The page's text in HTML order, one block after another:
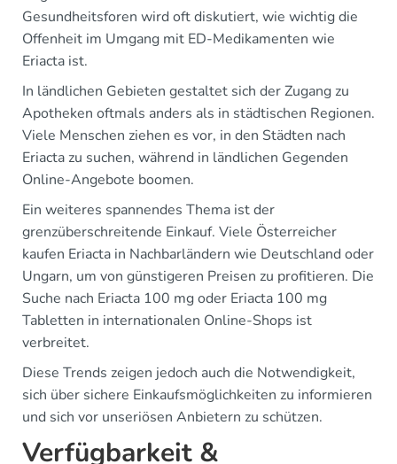
Gesundheitsforen wird oft diskutiert, wie wichtig die
Offenheit im Umgang mit ED-Medikamenten wie
Eriacta ist.
In ländlichen Gebieten gestaltet sich der Zugang zu
Apotheken oftmals anders als in städtischen Regionen.
Viele Menschen ziehen es vor, in den Städten nach
Eriacta zu suchen, während in ländlichen Gegenden
Online-Angebote boomen.
Ein weiteres spannendes Thema ist der
grenzüberschreitende Einkauf. Viele Österreicher
kaufen Eriacta in Nachbarländern wie Deutschland oder
Ungarn, um von günstigeren Preisen zu profitieren. Die
Suche nach Eriacta 100 mg oder Eriacta 100 mg
Tabletten in internationalen Online-Shops ist
verbreitet.
Diese Trends zeigen jedoch auch die Notwendigkeit,
sich über sichere Einkaufsmöglichkeiten zu informieren
und sich vor unseriösen Anbietern zu schützen.
Verfügbarkeit &